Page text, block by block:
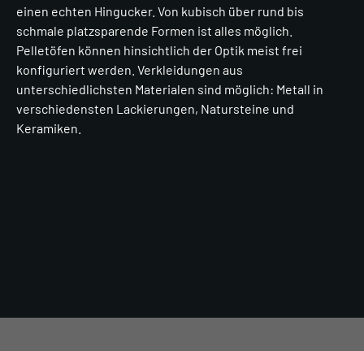
einen echten Hingucker. Von kubisch über rund bis
schmale platzsparende Formen ist alles möglich.
Pelletöfen können hinsichtlich der Optik meist frei
konfiguriert werden. Verkleidungen aus
unterschiedlichsten Materialen sind möglich: Metall in
verschiedensten Lackierungen, Natursteine und
Keramiken.